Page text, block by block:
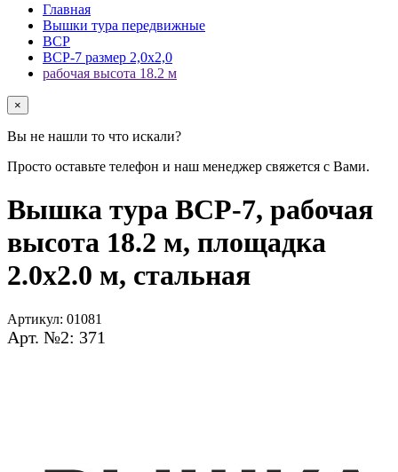
Главная
Вышки тура передвижные
ВСР
ВСР-7 размер 2,0х2,0
рабочая высота 18.2 м
×
Вы не нашли то что искали?
Просто оставьте телефон и наш менеджер свяжется с Вами.
Вышка тура ВСР-7, рабочая
высота 18.2 м, площадка
2.0x2.0 м, стальная
Артикул: 01081
Арт. №2: 371